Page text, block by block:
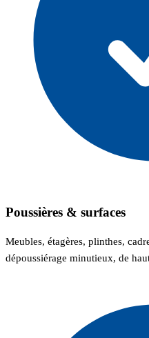
Poussières & surfaces
Meubles, étagères, plinthes,
dépoussiérage minutieux, de